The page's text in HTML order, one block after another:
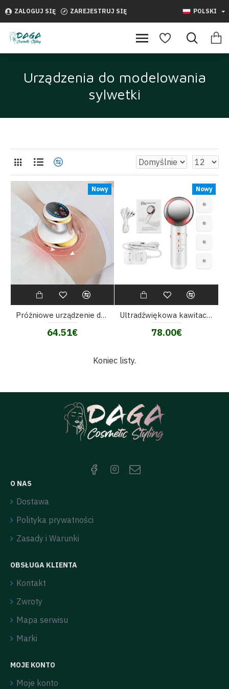
ZALOGUJ SIĘ ZAREJESTRUJ SIĘ POLSKI
Urządzenia do modelowania
sylwetki
Nowy
Próżniowe urządzenie do masaż ciała z przyssawką - spalanie tłuszczu, masażer do celulitu
64.51€
Nowy
Ultradźwiękowa kawitacja 3 w 1 EMS masażer wyszczuplający palnik tłuszczu cellulit do pielęgnacji skóry aparatura do pielęgnacji do usuwania tłuszczu w podczerwieni
78.00€
Koniec listy.
O NAS
Dostawa
Polityka prywatności
Zasady i Warunki
OBSŁUGA KLIENTA
Kontakt
Zwroty
Mapa serwisu
Marki
MOJE KONTO
Moje konto